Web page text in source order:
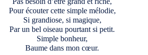
Pour écouter cette simple mélodie,
Si grandiose, si magique,
Par un bel oiseau pourtant si petit.
Simple bonheur,
Baume dans mon cœur.